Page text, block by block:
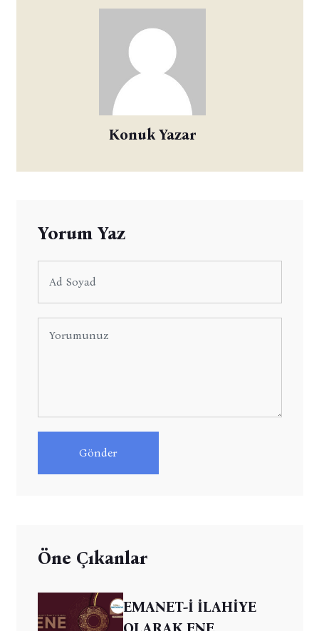
Konuk Yazar
Yorum Yaz
Gönder
Öne Çıkanlar
EMANET-İ İLAHİYE